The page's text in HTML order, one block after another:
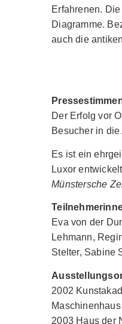
Erfahrenen.
Diagramme.
auch die
Der Erfolg vor
Besucher in
Es ist ein
Luxor
Münstersche
Eva von der
Lehmann,
Stelter, Sabine
2002
2003 Haus der